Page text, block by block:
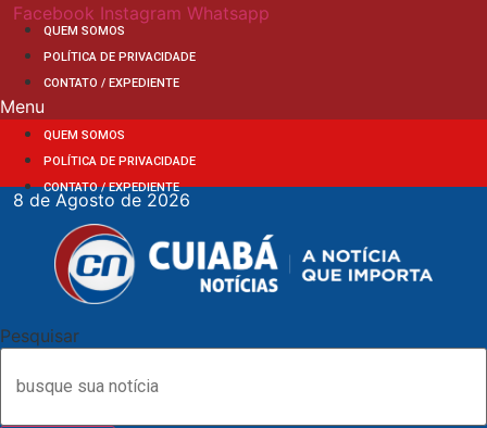
para
conteúdo
Facebook Instagram Whatsapp
QUEM SOMOS
POLÍTICA DE PRIVACIDADE
CONTATO / EXPEDIENTE
Menu
QUEM SOMOS
POLÍTICA DE PRIVACIDADE
CONTATO / EXPEDIENTE
8 de Agosto de 2026
Pesquisar